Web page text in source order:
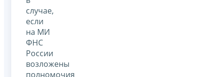
случае,
если
на МИ
ФНС
России
возложены
полномочия